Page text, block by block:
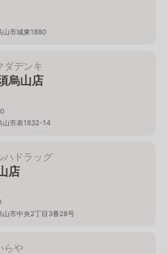
山市城東1880
ダデンキ
烏山店
山市表1832-14
ハドラッグ
店
山市中央2丁目3番28号
らや